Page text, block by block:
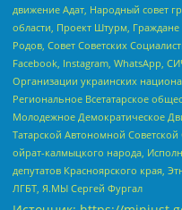
движение Адат, Народный совет
области, Проект Штурм,
Родов, Совет Советских
Facebook, Instagram, WhatsApp,
Организации украинских
Региональное Всетатарское
Молодежное Демократическое
Татарской Автономной
ойрат-калмыцкого народа,
депутатов Красноярского края,
ЛГБТ, Я.МЫ Сергей Фургал